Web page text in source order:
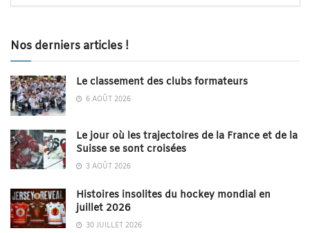
Nos derniers articles !
Le classement des clubs formateurs
6 AOÛT 2026
Le jour où les trajectoires de la France et de la
Suisse se sont croisées
3 AOÛT 2026
Histoires insolites du hockey mondial en
juillet 2026
30 JUILLET 2026